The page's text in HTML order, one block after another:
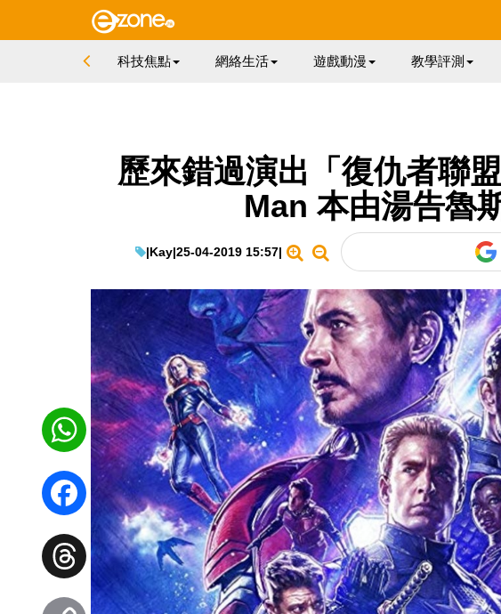
科技焦點 網絡生活 遊戲動漫 教學評測
歷來錯過演出「復仇者聯
Man 本由湯告魯
|Kay|25-04-2019 15:57|
WhatsApp
Facebook
Threads